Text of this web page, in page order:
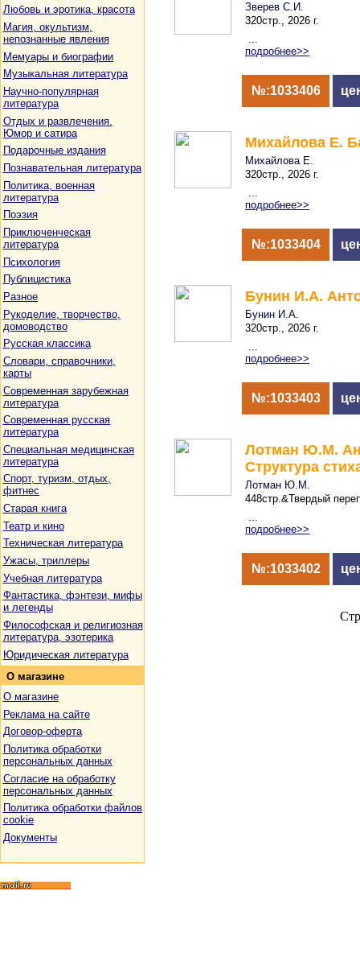
Любовь и эротика, красота
Магия, окультизм,
непознанные явления
Мемуары и биографии
Музыкальная литература
Научно-популярная
литература
Отдых и развлечения.
Юмор и сатира
Подарочные издания
Познавательная литература
Политика, военная
литература
Поэзия
Приключенческая
литература
Психология
Публицистика
Разное
Рукоделие, творчество,
домоводство
Русская классика
Словари, справочники,
карты
Современная зарубежная
литература
Современная русская
литература
Специальная медицинская
литература
Спорт, туризм, отдых,
фитнес
Старая книга
Театр и кино
Техническая литература
Ужасы, триллеры
Учебная литература
Фантастика, фэнтези, мифы
и легенды
Философская и религиозная
литература, эзотерика
Юридическая литература
О магазине
О магазине
Реклама на сайте
Договор-оферта
Политика обработки
персональных данных
Согласие на обработку
персональных данных
Политика обработки файлов
cookie
Документы
Зверев С.И.
320стр., 2026 г.
...
подробнее>>
№:1033406
Михайлова Е.
Михайлова Е.
320стр., 2026 г.
...
подробнее>>
№:1033404
Бунин И.А.
Бунин И.А.
320стр., 2026 г.
...
подробнее>>
№:1033403
Лотман Ю.М.
Структура
Лотман Ю.М.
448стр.&Твердый
...
подробнее>>
№:1033402